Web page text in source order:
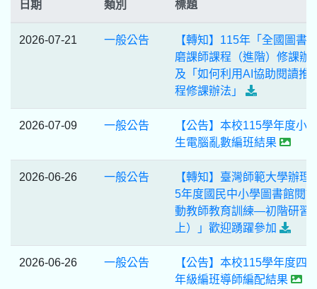
日期 類別 標題
2026-07-21 一般公告
【轉知】115年「全國圖書
磨課師課程（進階）修課辦
及「如何利用AI協助閱讀推
程修課辦法」
2026-07-09 一般公告
【公告】本校115學年度小
生電腦亂數編班結果
2026-06-26 一般公告
【轉知】臺灣師範大學辦理
5年度國民中小學圖書館閱
動教師教育訓練—初階研習
上）」歡迎踴躍參加
2026-06-26 一般公告
【公告】本校115學年度四
年級編班導師編配結果